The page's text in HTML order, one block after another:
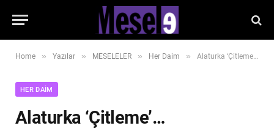
Home » Yazılar » MESELELER » Her Daim » Alaturka ‘Çitleme’…
HER DAIM
Alaturka ‘Çitleme’…